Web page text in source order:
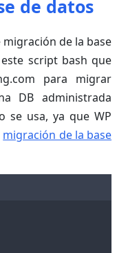
de datos
de la base
script bash que
para migrar
DB administrada
se usa, ya que WP
migración de la base